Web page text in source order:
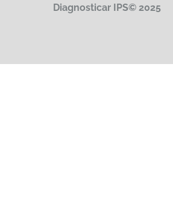
Diagnosticar IPS© 2025